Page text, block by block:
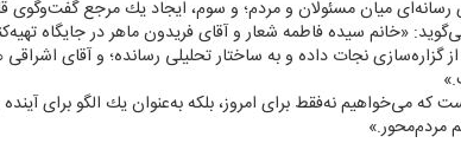
میان مسئولان و مردم؛ و سوم، ایجاد یك مرجع گفت‌وگوی
«خانم سیده فاطمه شعار و آقای فریدون ماهر در جایگاه
گزاره‌سازی نجات داده و به ساختار تحلیلی رسانده؛ و آقای
كه می‌خواهیم نه‌فقط برای امروز، بلكه به‌عنوان یك الگو برای
مردم‌محور.»